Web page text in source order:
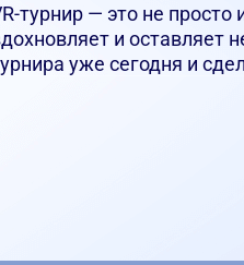
турнир — это не
и оставляет
уже сегодня и